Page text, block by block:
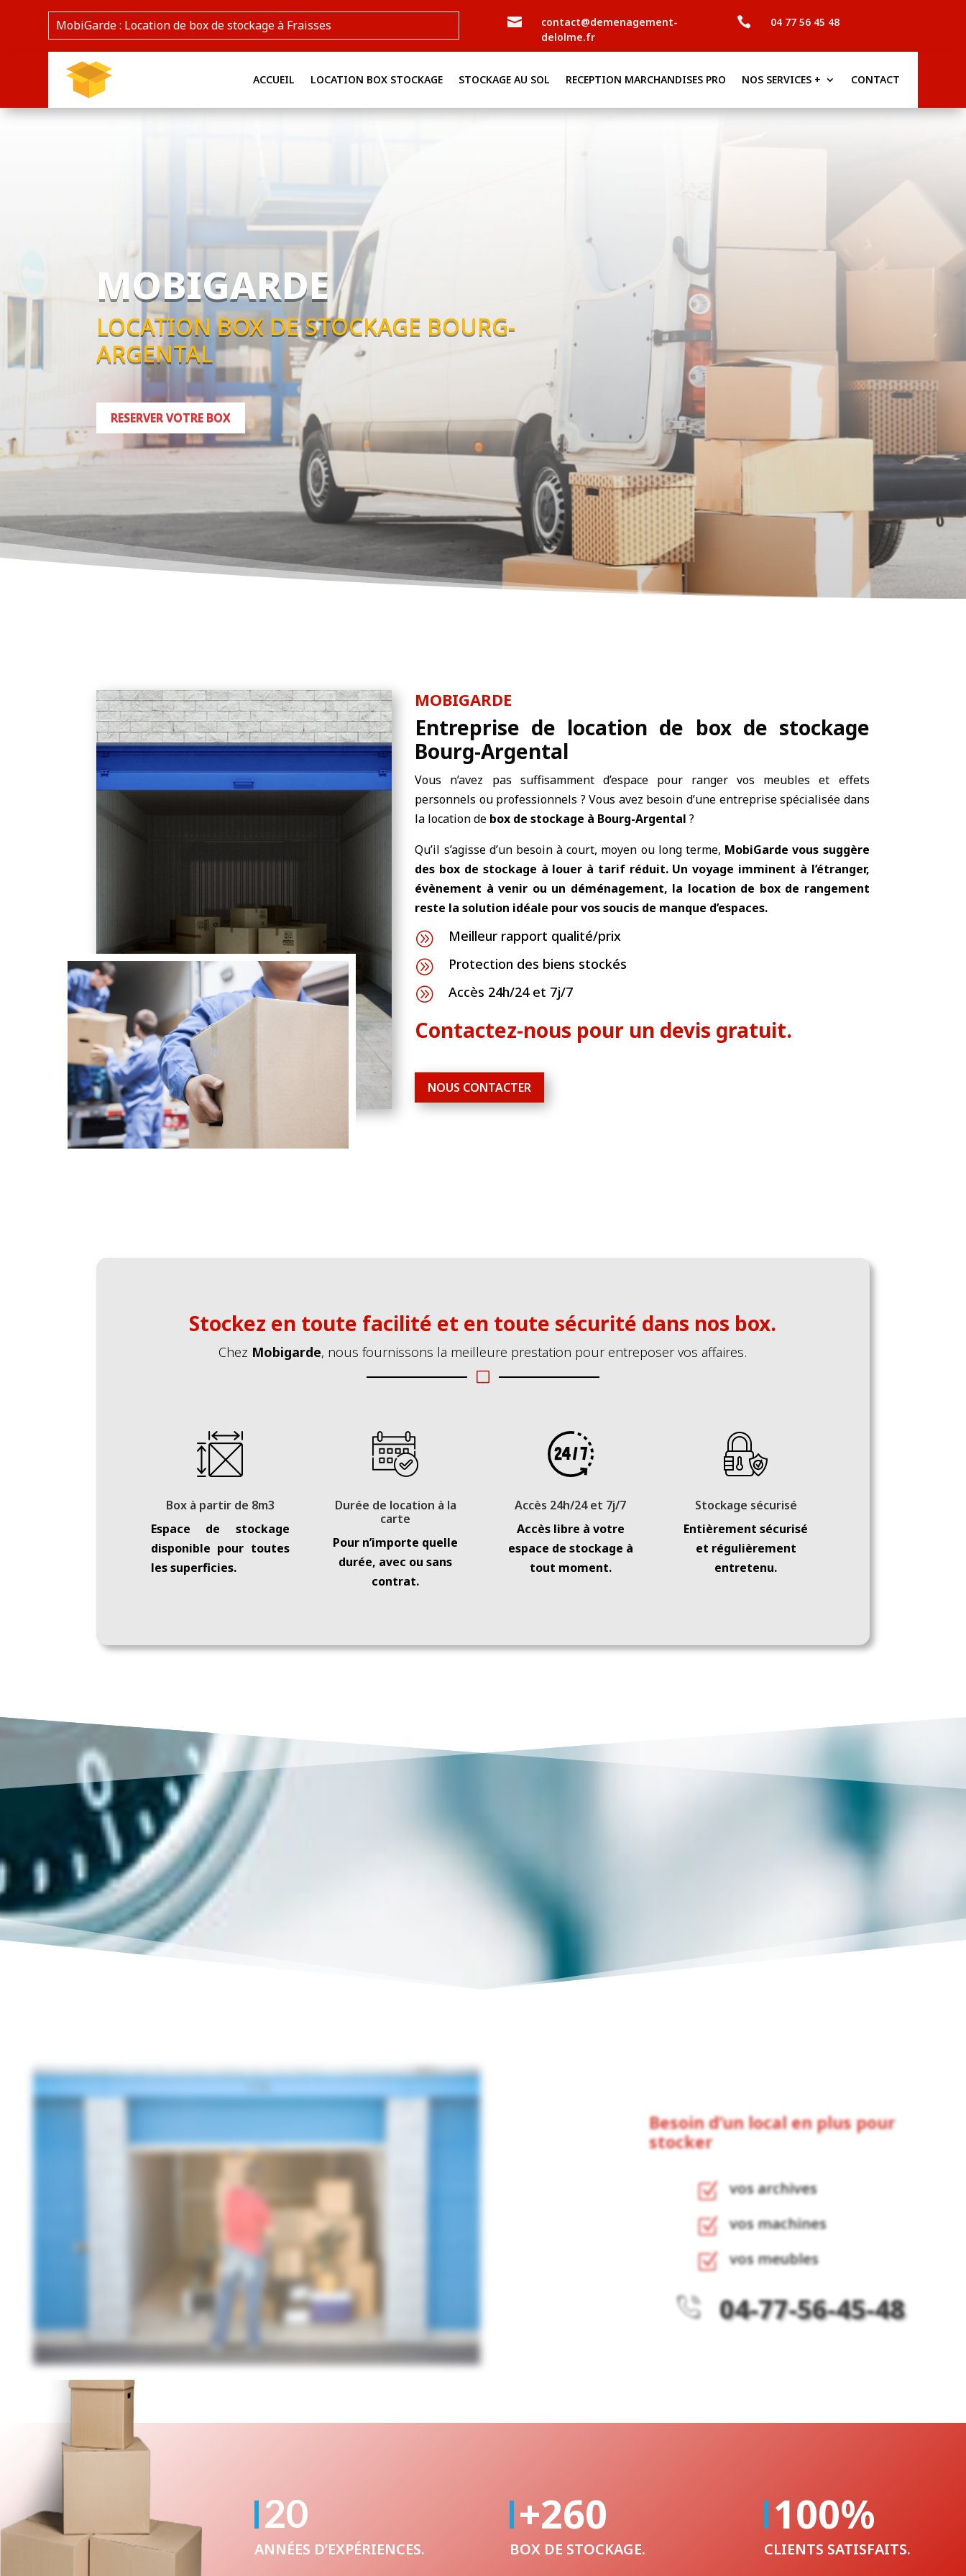
MobiGarde : Location de box de stockage à Fraisses 
contact@demenagement-
delolme.fr
 04 77 56 45 48
ACCUEIL LOCATION BOX STOCKAGE STOCKAGE AU SOL RECEPTION MARCHANDISES PRO NOS SERVICES + CONTACT
MOBIGARDE
LOCATION BOX DE STOCKAGE BOURG-
ARGENTAL
RESERVER VOTRE BOX
MOBIGARDE
Entreprise de location de box de stockage
Bourg-Argental
Vous n’avez pas suffisamment d’espace pour ranger vos meubles et effets
personnels ou professionnels ? Vous avez besoin d’une entreprise spécialisée dans
la location de box de stockage à Bourg-Argental ?
Qu’il s’agisse d’un besoin à court, moyen ou long terme, MobiGarde vous suggère
des box de stockage à louer à tarif réduit. Un voyage imminent à l’étranger,
évènement à venir ou un déménagement, la location de box de rangement
reste la solution idéale pour vos soucis de manque d’espaces.
A Meilleur rapport qualité/prix
A Protection des biens stockés
A Accès 24h/24 et 7j/7
Contactez-nous pour un devis gratuit.
NOUS CONTACTER
Stockez en toute facilité et en toute sécurité dans nos box.
Chez Mobigarde, nous fournissons la meilleure prestation pour entreposer vos affaires.
V
Box à partir de 8m3
Espace de stockage
disponible pour toutes
les superficies.
Durée de location à la
carte
Pour n’importe quelle
durée, avec ou sans
contrat.
Accès 24h/24 et 7j/7
Accès libre à votre
espace de stockage à
tout moment.
Stockage sécurisé
Entièrement sécurisé
et régulièrement
entretenu.
Besoin d’un local en plus pour
stocker
Z vos archives
Z vos machines
Z vos meubles
04-77-56-45-48
20
ANNÉES D’EXPÉRIENCES.
+260
BOX DE STOCKAGE.
100%
CLIENTS SATISFAITS.